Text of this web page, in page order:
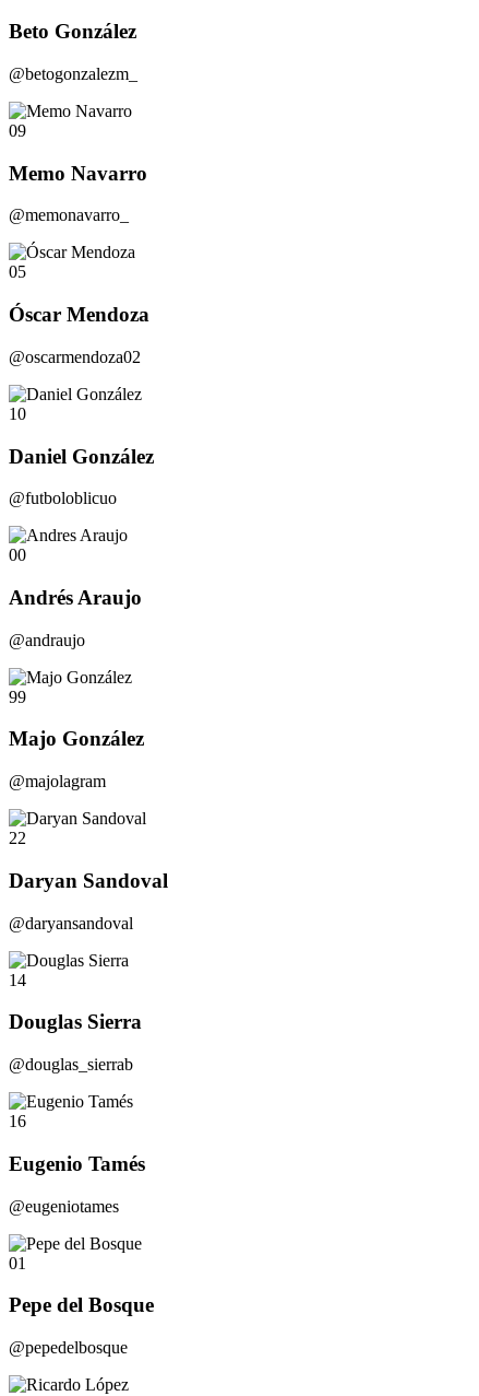
Beto González
@betogonzalezm_
09
Memo Navarro
@memonavarro_
05
Óscar Mendoza
@oscarmendoza02
10
Daniel González
@futboloblicuo
00
Andrés Araujo
@andraujo
99
Majo González
@majolagram
22
Daryan Sandoval
@daryansandoval
14
Douglas Sierra
@douglas_sierrab
16
Eugenio Tamés
@eugeniotames
01
Pepe del Bosque
@pepedelbosque